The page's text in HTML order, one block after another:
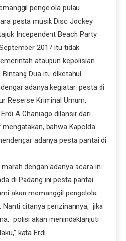
pengelola pulau
pesta musik Disc Jockey
Independent Beach Party
2017 itu tidak
ataupun kepolisian.
Dua itu diketahui
adanya kegiatan pesta di
Reserse Kriminal Umum,
A Chaniago dilansir dari
bahwa Kapolda
adanya pesta pantai di
dengan adanya acara ini.
di Padang ini pesta pantai.
akan memanggil pengelola
Nanti ditanya perizinannya, jika
polisi akan menindaklanjuti
kata Erdi.